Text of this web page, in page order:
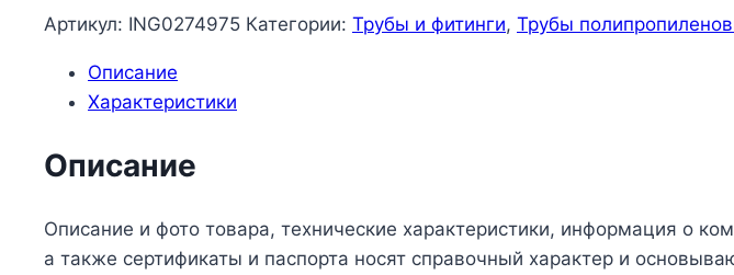
Артикул: ING0274975 Категории: Трубы и фитинги, Трубы
Описание
Характеристики
Описание
Описание и фото товара, технические характеристики, информация о
а также сертификаты и паспорта носят справочный характер и